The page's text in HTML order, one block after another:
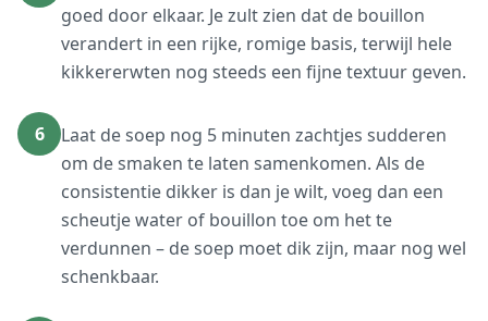
goed door elkaar. Je zult zien dat de bouillon
verandert in een rijke, romige basis, terwijl hele
kikkererwten nog steeds een fijne textuur geven.
6
Laat de soep nog 5 minuten zachtjes sudderen
om de smaken te laten samenkomen. Als de
consistentie dikker is dan je wilt, voeg dan een
scheutje water of bouillon toe om het te
verdunnen – de soep moet dik zijn, maar nog wel
schenkbaar.